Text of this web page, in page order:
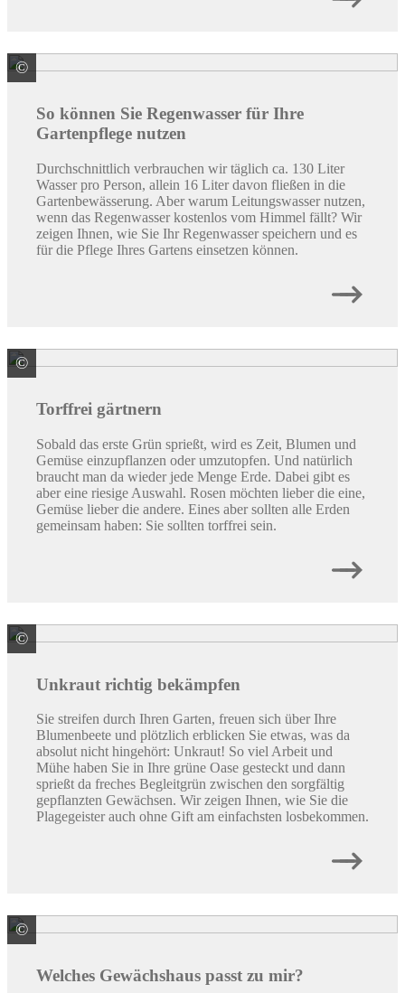
© GARDENA Deutschland GmbH
So können Sie Regenwasser für Ihre
Gartenpflege nutzen
Durchschnittlich verbrauchen wir täglich ca. 130 Liter
Wasser pro Person, allein 16 Liter davon fließen in die
Gartenbewässerung. Aber warum Leitungswasser nutzen,
wenn das Regenwasser kostenlos vom Himmel fällt? Wir
zeigen Ihnen, wie Sie Ihr Regenwasser speichern und es
für die Pflege Ihres Gartens einsetzen können.
© © wlad074 / stock.adobe.com
Torffrei gärtnern
Sobald das erste Grün sprießt, wird es Zeit, Blumen und
Gemüse einzupflanzen oder umzutopfen. Und natürlich
braucht man da wieder jede Menge Erde. Dabei gibt es
aber eine riesige Auswahl. Rosen möchten lieber die eine,
Gemüse lieber die andere. Eines aber sollten alle Erden
gemeinsam haben: Sie sollten torffrei sein.
© © mashiki / stock.adobe.com
Unkraut richtig bekämpfen
Sie streifen durch Ihren Garten, freuen sich über Ihre
Blumenbeete und plötzlich erblicken Sie etwas, was da
absolut nicht hingehört: Unkraut! So viel Arbeit und
Mühe haben Sie in Ihre grüne Oase gesteckt und dann
sprießt da freches Begleitgrün zwischen den sorgfältig
gepflanzten Gewächsen. Wir zeigen Ihnen, wie Sie die
Plagegeister auch ohne Gift am einfachsten losbekommen.
© © Rawpixel.com/ stock.adobe.com
Welches Gewächshaus passt zu mir?